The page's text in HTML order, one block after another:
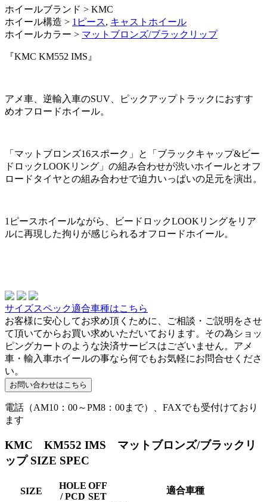
ホイールブランド > KMC
ホイール構造 > 1ピース, キャストホイール
ホイールカラー > マットブロンズ/ブラックリップ
『KMC KM552 IMS』
アメ車、逆輸入車のSUV、ピックアップトラックにおすす
めオフロードホイール。
「マットブロンズ16スポーク」と「ブラックキャップ&ビー
ドロックLOOKリング」の組み合わせが渋いホイールとオフ
ロードタイヤとの組み合わせで迫力いっぱいの足元を演出。
1ピースホイールながら、ビードロックLOOKリングをリア
ルに再現した拘りが感じられるオフロードホイール。
サイズスペック適合車種はこちら
お客様に安心してお求め頂くために、ご相談・ご説明をさせ
て頂いてからお買い求めいただいております。その為ショッ
ピングカートのような決済サービスはございません。アメ
車・輸入車ホイールの事なら何でもお気軽にお問合せくださ
い。
電話（AM10：00～PM8：00まで）、FAXでも受付けており
ます
KMC KM552 IMS マットブロンズ/ブラックリ
ップ SIZE SPEC
SIZE
HOLE
/ PCD
OFF
SET
適合車種